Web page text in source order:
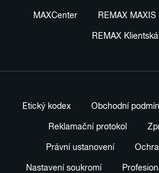
MAXCenter REMAX MAXIS
REMAX
Etický kodex Obchodní
Reklamační protokol
Právní ustanovení
Nastavení soukromí